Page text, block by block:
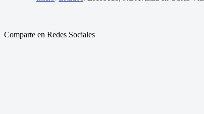
Comparte en Redes Sociales